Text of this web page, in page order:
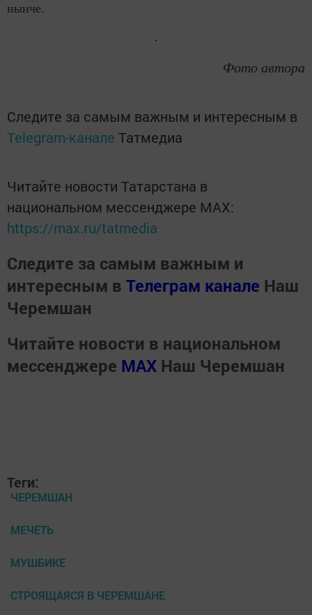
нынче.
Фото автора
Следите за самым важным и интересным в
Telegram-канале Татмедиа
Читайте новости Татарстана в
национальном мессенджере MАХ:
https://max.ru/tatmedia
Следите за самым важным и
интересным в Телеграм канале Наш
Черемшан
Читайте новости в национальном
мессенджере MАХ Наш Черемшан
Теги:
ЧЕРЕМШАН
МЕЧЕТЬ
МУШБИКЕ
СТРОЯЩАЯСЯ В ЧЕРЕМШАНЕ